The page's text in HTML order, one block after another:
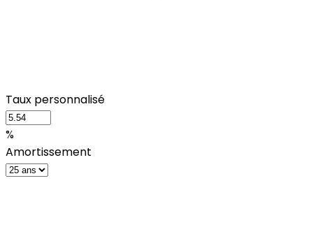
Taux personnalisé
%
Amortissement